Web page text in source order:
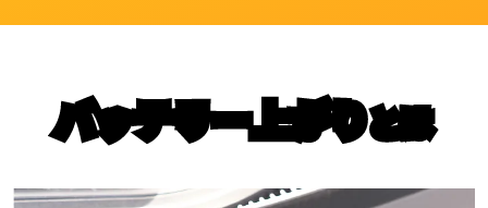
バッテリー上がりとは